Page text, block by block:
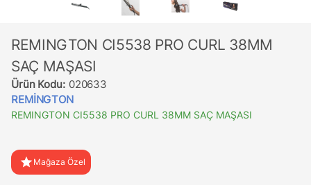
REMINGTON CI5538 PRO CURL 38MM
SAÇ MAŞASI
Ürün Kodu: 020633
REMİNGTON
REMINGTON CI5538 PRO CURL 38MM SAÇ MAŞASI
star Mağaza Özel